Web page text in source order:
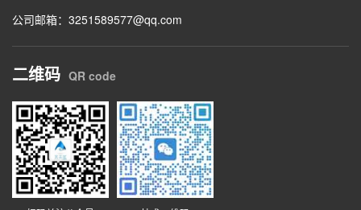
公司邮箱：3251589577@qq.com
二维码 QR code